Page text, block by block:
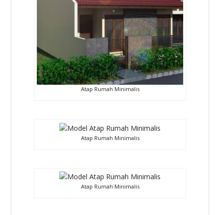
Atap Rumah Minimalis
Atap Rumah Minimalis
Atap Rumah Minimalis